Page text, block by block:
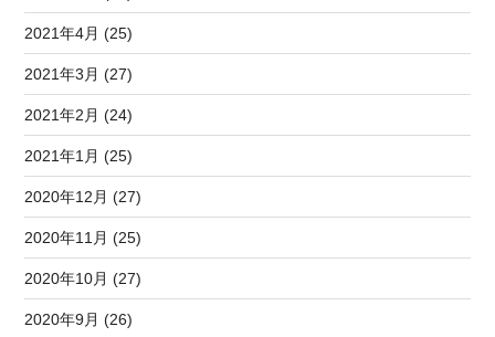
2021年4月 (25)
2021年3月 (27)
2021年2月 (24)
2021年1月 (25)
2020年12月 (27)
2020年11月 (25)
2020年10月 (27)
2020年9月 (26)